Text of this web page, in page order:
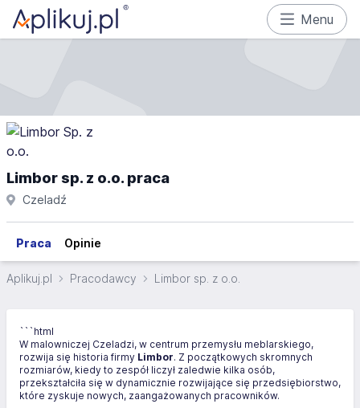
Menu
Limbor sp. z o.o. praca
Czeladź
Praca Opinie
Aplikuj.pl Pracodawcy Limbor sp. z o.o.
```html
W malowniczej Czeladzi, w centrum przemysłu meblarskiego,
rozwija się historia firmy Limbor. Z początkowych skromnych
rozmiarów, kiedy to zespół liczył zaledwie kilka osób,
przekształciła się w dynamicznie rozwijające się przedsiębiorstwo,
które zyskuje nowych, zaangażowanych pracowników.